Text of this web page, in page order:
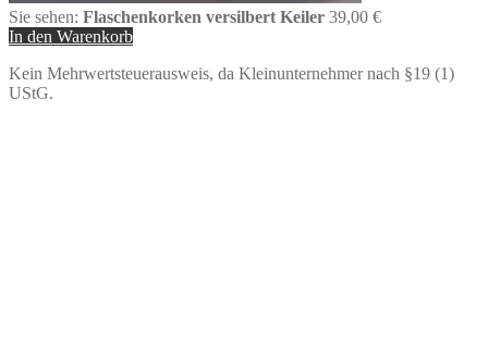
Sie sehen: Flaschenkorken versilbert Keiler 39,00 €
In den Warenkorb
Kein Mehrwertsteuerausweis, da Kleinunternehmer nach §19 (1)
UStG.